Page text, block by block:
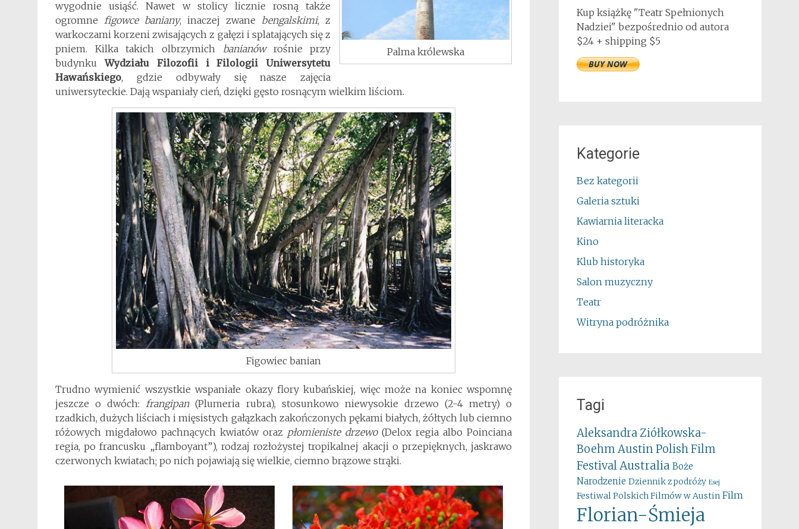
Palma królewska
wygodnie usiąść. Nawet w stolicy licznie rosną także
ogromnefigowce baniany, inaczej zwane bengalskimi, z
warkoczami korzeni zwisających z gałęzi i splatających się z
pniem. Kilka takich olbrzymich banianów rośnie przy
budynkuWydziału Filozofii i Filologii Uniwersytetu
Hawańskiego, gdzie odbywały się nasze zajęcia
uniwersyteckie. Dają wspaniały cień, dzięki gęsto rosnącym wielkim liściom.
Figowiec banian
Trudno wymienić wszystkie wspaniałe okazy flory kubańskiej, więc może na koniec wspomnę
jeszcze o dwóch:frangipan(Plumeria rubra), stosunkowo niewysokie drzewo (2-4 metry) o
rzadkich, dużych liściach i mięsistych gałązkach zakończonych pękami białych, żółtych lub ciemno
różowych migdałowo pachnących kwiatów oraz płomieniste drzewo(Delox regia albo Poinciana
regia, po francusku „flamboyant”), rodzaj rozłożystej tropikalnej akacji o przepięknych, jaskrawo
czerwonych kwiatach; po nich pojawiają się wielkie, ciemno brązowe strąki.
Kup książkę "Teatr Spełnionych
Nadziei" bezpośrednio od autora
$24 + shipping $5
Kategorie
Bez kategorii
Galeria sztuki
Kawiarnia literacka
Kino
Klub historyka
Salon muzyczny
Teatr
Witryna podróżnika
Tagi
Aleksandra Ziółkowska-
Boehm Austin Polish Film
FestivalAustralia Boże
Narodzenie Dziennik z podróży Esej
Festiwal Polskich Filmów w Austin Film
Florian-Śmieja